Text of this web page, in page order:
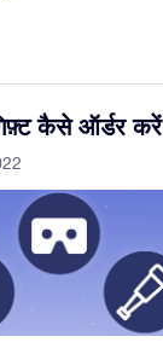
कैसे ऑर्डर करें